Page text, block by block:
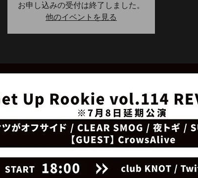
お申し込みの受付は終了しました。
他のイベントを見る